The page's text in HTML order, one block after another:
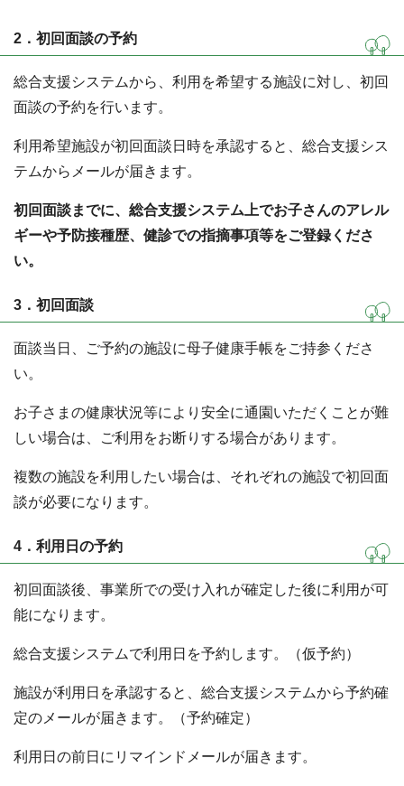
2．初回面談の予約
総合支援システムから、利用を希望する施設に対し、初回
面談の予約を行います。
利用希望施設が初回面談日時を承認すると、総合支援シス
テムからメールが届きます。
初回面談までに、総合支援システム上でお子さんのアレル
ギーや予防接種歴、健診での指摘事項等をご登録くださ
い。
3．初回面談
面談当日、ご予約の施設に母子健康手帳をご持参くださ
い。
お子さまの健康状況等により安全に通園いただくことが難
しい場合は、ご利用をお断りする場合があります。
複数の施設を利用したい場合は、それぞれの施設で初回面
談が必要になります。
4．利用日の予約
初回面談後、事業所での受け入れが確定した後に利用が可
能になります。
総合支援システムで利用日を予約します。（仮予約）
施設が利用日を承認すると、総合支援システムから予約確
定のメールが届きます。（予約確定）
利用日の前日にリマインドメールが届きます。